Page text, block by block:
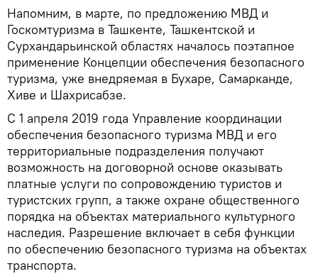
Напомним, в марте, по предложению МВД и
Госкомтуризма в Ташкенте, Ташкентской и
Сурхандарьинской областях началось поэтапное
применение Концепции обеспечения безопасного
туризма, уже внедряемая в Бухаре, Самарканде,
Хиве и Шахрисабзе.
С 1 апреля 2019 года Управление координации
обеспечения безопасного туризма МВД и его
территориальные подразделения получают
возможность на договорной основе оказывать
платные услуги по сопровождению туристов и
туристских групп, а также охране общественного
порядка на объектах материального культурного
наследия. Разрешение включает в себя функции
по обеспечению безопасного туризма на объектах
транспорта.